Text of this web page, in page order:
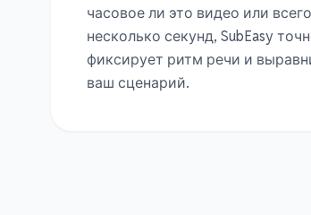
часовое ли это видео или всего
несколько секунд, SubEasy
фиксирует ритм речи и
ваш сценарий.